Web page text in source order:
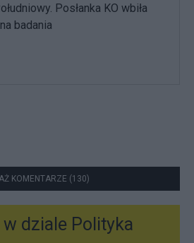
Posłanka KO wbiła
badania
KOMENTARZE (130)
dziale Polityka